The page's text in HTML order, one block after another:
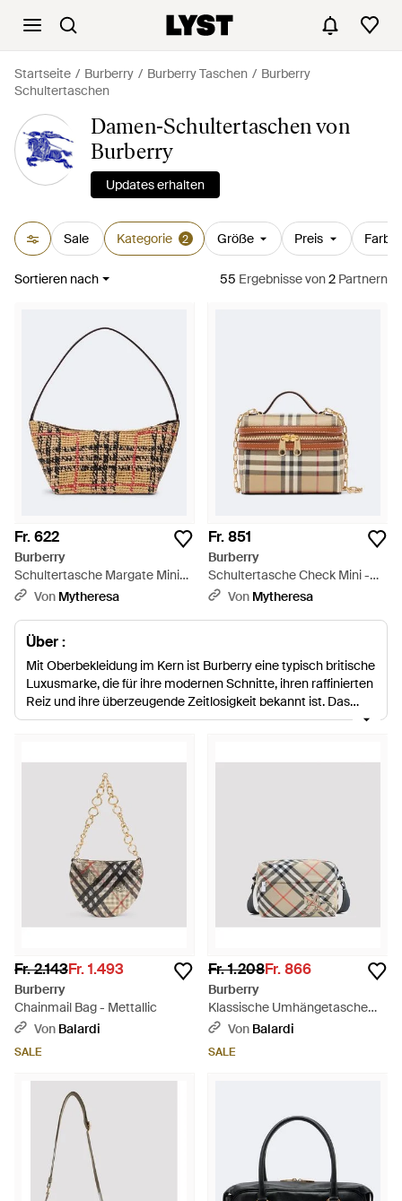
Startseite Burberry Burberry Taschen
Burberry
Schultertaschen
Damen-Schultertaschen von
Burberry
Updates erhalten
Sale Kategorie 2 Größe Preis Farbe
Sortieren nach 55 Ergebnissevon2 Partnern
Fr. 622
Burberry
Schultertasche Margate Mini
Aus Bast - Mettallic
Von Mytheresa
Fr. 851
Burberry
Schultertasche Check Mini -
Braun
Von Mytheresa
Über :
Mit Oberbekleidung im Kern ist Burberry eine typisch britische
Luxusmarke, die für ihre modernen Schnitte, ihren raffinierten
Reiz und ihre überzeugende Zeitlosigkeit bekannt ist. Das
1856 von Thomas Burberry gegründete Heritage Label wird
Gründungsmarken treu bleibt. Burberry Umhängetaschen
sind das ideale Zubehör für das ganze Jahr über, mit vielen
Größen zur Auswahl. Mit dem legendären Burberry Tartan-
Print und dem unterscheidbaren Firmen-Branding fügt jedes
herausragende Design wesentliche High-End-Flare zu
Schreibtisch-Dunkel-Dressing hinzu.
Fr. 2.143Fr. 1.493
Burberry
Chainmail Bag - Mettallic
Von Balardi
SALE
Fr. 1.208Fr. 866
Burberry
Klassische Umhängetasche
von - Mehrfarbig
Von Balardi
SALE